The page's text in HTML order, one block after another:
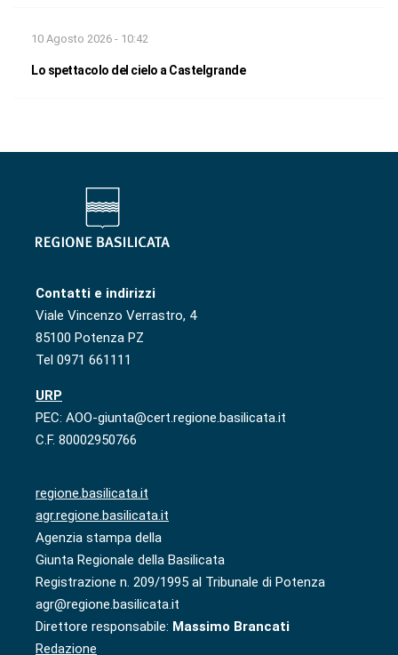
10 Agosto 2026 - 10:42
Lo spettacolo del cielo a Castelgrande
Contatti e indirizzi
Viale Vincenzo Verrastro, 4
85100 Potenza PZ
Tel 0971 661111
URP
PEC: AOO-giunta@cert.regione.basilicata.it
C.F. 80002950766
regione.basilicata.it
agr.regione.basilicata.it
Agenzia stampa della
Giunta Regionale della Basilicata
Registrazione n. 209/1995 al Tribunale di Potenza
agr@regione.basilicata.it
Direttore responsabile: Massimo Brancati
Redazione